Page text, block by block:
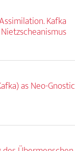
Kafka
as Neo-Gnostic